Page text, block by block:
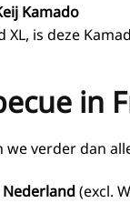
Kamado
XL, is deze
in
we verder dan
(excl.